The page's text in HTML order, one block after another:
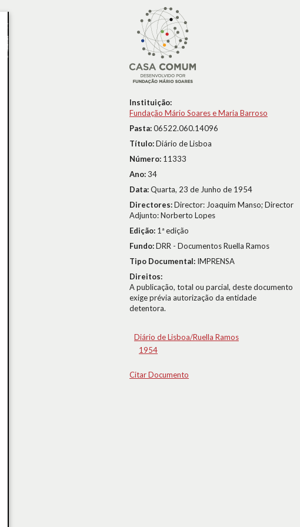
Instituição:
Fundação Mário Soares e Maria Barroso
Pasta:06522.060.14096
Título:Diário de Lisboa
Número: 11333
Ano:34
Data:Quarta, 23 de Junho de 1954
Directores:Director: Joaquim Manso; Director
Adjunto: Norberto Lopes
Edição: 1ª edição
Fundo:DRR - Documentos Ruella Ramos
Tipo Documental: IMPRENSA
Direitos:
A publicação, total ou parcial, deste documento
exige prévia autorização da entidade
detentora.
Diário de Lisboa/Ruella Ramos
1954
Citar Documento